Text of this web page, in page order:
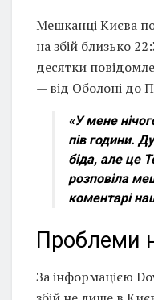
Мешканці Києва
на збій близько
десятки
— від Оболоні до
«У мене
пів години.
біда, але це
розповіла
коментарі
Проблеми
За інформацією